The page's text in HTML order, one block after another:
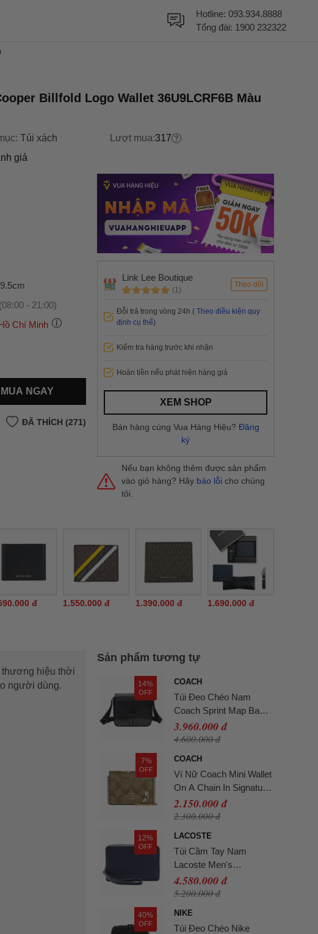
Hotline: 093.934.8888
Tổng đài: 1900 232322
Billfold Logo Wallet 36U9LCRF6B Màu
Túi xách Lượt mua:317
giá
(08:00 - 21:00)
Chí Minh
giao nhanh
tốc theo yêu cầu
MUA NGAY
ĐÃ THÍCH (271)
đ 1.550.000 đ 1.390.000 đ 1.690.000 đ
thương hiệu thời
người dùng.
Sản phẩm tương tự
14%
OFF
COACH
Túi Đeo Chéo Nam
Coach Sprint Map Bag
Signature Charcoal
Black Màu Đen
3.960.000 đ
4.600.000 đ
7%
OFF
COACH
Ví Nữ Coach Mini Wallet
On A Chain In Signature
Canvas With Bee Print
Màu Gold Khaki
2.150.000 đ
2.300.000 đ
12%
OFF
LACOSTE
Túi Cầm Tay Nam
Lacoste Men's
Chantaco Piqué Bag
NH2922 - 021 Màu Xanh
4.580.000 đ
5.200.000 đ
40%
OFF
NIKE
Túi Đeo Chéo Nike
Link Lee Boutique
(1)
Theo dõi
Đỗi trả trong vòng 24h ( Theo điều kiện quy
định cụ thể)
Kiểm tra hàng trước khi nhận
Hoàn tiền nếu phát hiện hàng giả
XEM SHOP
Bán hàng cùng Vua Hàng Hiệu? Đăng
ký
Nếu bạn không thêm được sản phẩm
vào giỏ hàng? Hãy báo lỗi cho chúng
tôi.